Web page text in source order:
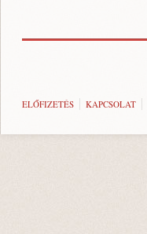
ELŐFIZETÉS KAPCSOLAT